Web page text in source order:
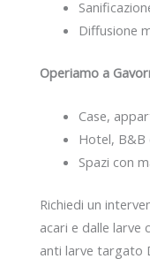
Diffusione
Operiamo a
Case,
Hotel, B&B
Spazi con
Richiedi un
acari e dalle larve
anti larve targato